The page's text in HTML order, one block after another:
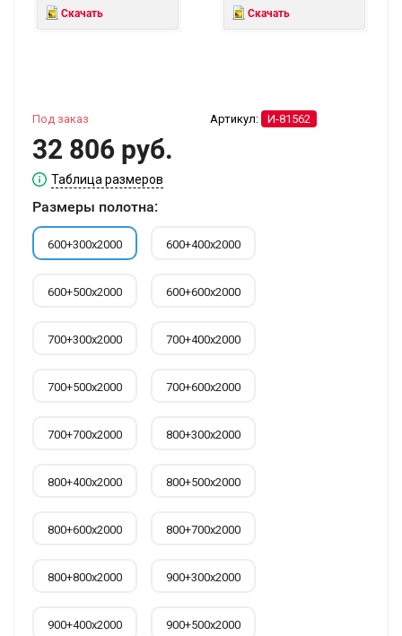
Скачать Скачать
Артикул: И-81562
Под заказ
32 806 руб.
Таблица размеров
Размеры полотна:
600+300х2000 600+400х2000
600+500х2000 600+600х2000
700+300х2000 700+400х2000
700+500х2000 700+600х2000
700+700х2000 800+300х2000
800+400х2000 800+500х2000
800+600х2000 800+700х2000
800+800х2000 900+300х2000
900+400х2000 900+500х2000